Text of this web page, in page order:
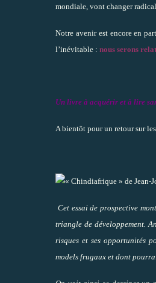
mondiale, vont changer
Notre avenir est encore en
l’inévitable : nous serons
Un livre à acquérir et à lire
A bientôt pour un retour sur
Cet essai de prospective
triangle de développement.
risques et ses opportunités
models frugaux et dont